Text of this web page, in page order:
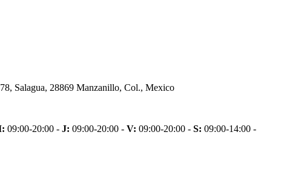
Salagua, 28869 Manzanillo, Col., Mexico
09:00-20:00 - J: 09:00-20:00 - V: 09:00-20:00 - S: 09:00-14:00 -